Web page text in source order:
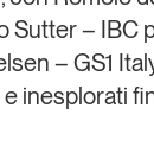
Contatti
Sutter– IBC
– GS1
inesplorati